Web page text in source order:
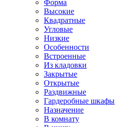
Форма
Высокие
Квадратные
Угловые
Низкие
Особенности
Встроенные
Из кладовки
Закрытые
Открытые
Раздвижные
Гардеробные шкафы
Назначение
В комнату